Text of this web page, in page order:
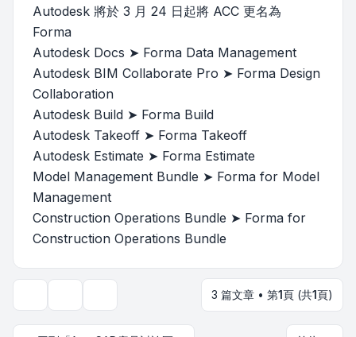
Autodesk 將於 3 月 24 日起將 ACC 更名為
Forma
Autodesk Docs ➤ Forma Data Management
Autodesk BIM Collaborate Pro ➤ Forma Design
Collaboration
Autodesk Build ➤ Forma Build
Autodesk Takeoff ➤ Forma Takeoff
Autodesk Estimate ➤ Forma Estimate
Model Management Bundle ➤ Forma for Model
Management
Construction Operations Bundle ➤ Forma for
Construction Operations Bundle
3 篇文章 • 第1頁 (共1頁)